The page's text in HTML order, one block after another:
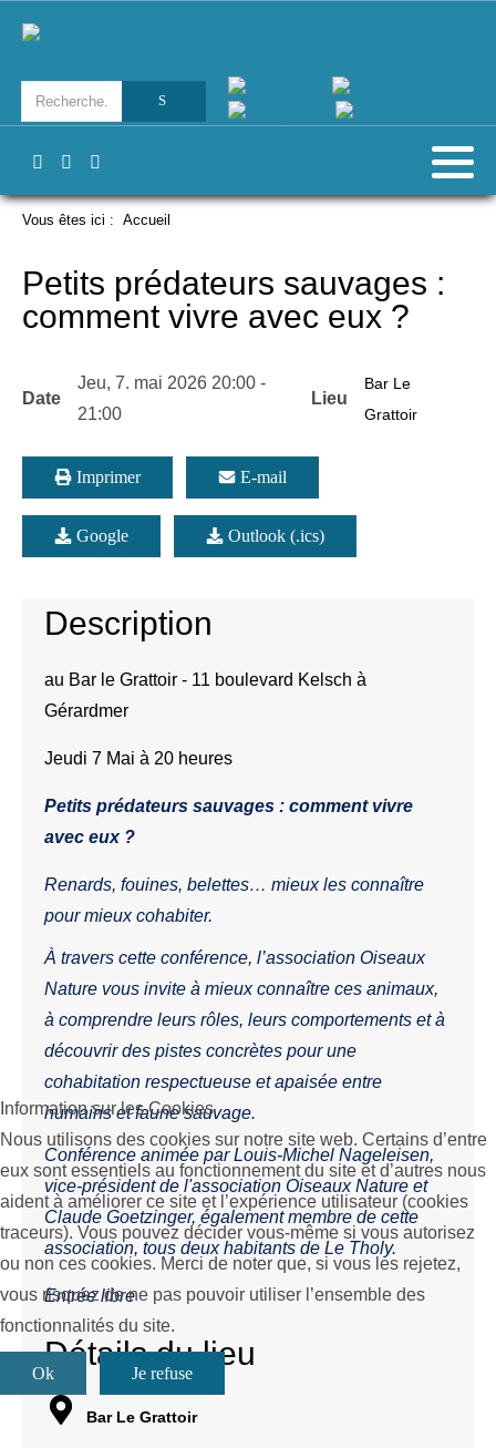
Vous êtes ici : Accueil
Petits prédateurs sauvages :
comment vivre avec eux ?
Date
Jeu, 7. mai 2026 20:00 -
21:00
Lieu
Bar Le
Grattoir
Imprimer E-mail
Google Outlook (.ics)
Description
au Bar le Grattoir - 11 boulevard Kelsch à
Gérardmer
Jeudi 7 Mai à 20 heures
Petits prédateurs sauvages : comment vivre
avec eux ?
Renards, fouines, belettes… mieux les connaître
pour mieux cohabiter.
À travers cette conférence, l’association Oiseaux
Nature vous invite à mieux connaître ces animaux,
à comprendre leurs rôles, leurs comportements et à
découvrir des pistes concrètes pour une
cohabitation respectueuse et apaisée entre
humains et faune sauvage.
Conférence animée par Louis-Michel Nageleisen,
vice-président de l'association Oiseaux Nature et
Claude Goetzinger, également membre de cette
association, tous deux habitants de Le Tholy.
Entrée libre
Détails du lieu
Bar Le Grattoir
Information sur les Cookies
Nous utilisons des cookies sur notre site web. Certains d’entre
eux sont essentiels au fonctionnement du site et d’autres nous
aident à améliorer ce site et l’expérience utilisateur (cookies
traceurs). Vous pouvez décider vous-même si vous autorisez
ou non ces cookies. Merci de noter que, si vous les rejetez,
vous risquez de ne pas pouvoir utiliser l’ensemble des
fonctionnalités du site.
Ok Je refuse